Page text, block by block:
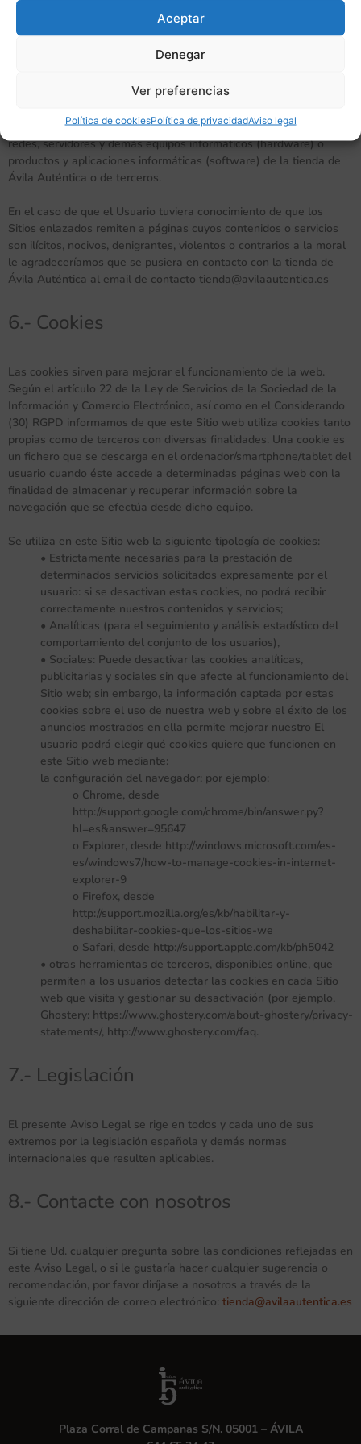
Aceptar
Denegar
Ver preferencias
Política de cookiesPolítica de privacidadAviso legal
El acceso al presente Sitio es gratuito salvo en lo relativo al coste
de la conexión a través de la red de telecomunicaciones
Queda expresamente prohibido el uso del Sitio con fines lesivos
o que de cualquier otra forma sobrecarguen, dañen o inutilicen las
redes, servidores y demás equipos informáticos (hardware) o
productos y aplicaciones informáticas (software) de la tienda de
Ávila Auténtica o de terceros.
En el caso de que el Usuario tuviera conocimiento de que los
Sitios enlazados remiten a páginas cuyos contenidos o servicios
son ilícitos, nocivos, denigrantes, violentos o contrarios a la moral
le agradeceríamos que se pusiera en contacto con la tienda de
Ávila Auténtica al email de contacto tienda@avilaautentica.es
6.- Cookies
Las cookies sirven para mejorar el funcionamiento de la web.
Según el artículo 22 de la Ley de Servicios de la Sociedad de la
Información y Comercio Electrónico, así como en el Considerando
(30) RGPD informamos de que este Sitio web utiliza cookies tanto
propias como de terceros con diversas finalidades. Una cookie es
un fichero que se descarga en el ordenador/smartphone/tablet del
usuario cuando éste accede a determinadas páginas web con la
finalidad de almacenar y recuperar información sobre la
navegación que se efectúa desde dicho equipo.
Se utiliza en este Sitio web la siguiente tipología de cookies:
• Estrictamente necesarias para la prestación de
determinados servicios solicitados expresamente por el
usuario: si se desactivan estas cookies, no podrá recibir
correctamente nuestros contenidos y servicios;
• Analíticas (para el seguimiento y análisis estadístico del
comportamiento del conjunto de los usuarios),
• Sociales: Puede desactivar las cookies analíticas,
publicitarias y sociales sin que afecte al funcionamiento del
Sitio web; sin embargo, la información captada por estas
cookies sobre el uso de nuestra web y sobre el éxito de los
anuncios mostrados en ella permite mejorar nuestro El
usuario podrá elegir qué cookies quiere que funcionen en
este Sitio web mediante:
la configuración del navegador; por ejemplo:
o Chrome, desde
http://support.google.com/chrome/bin/answer.py?
hl=es&answer=95647
o Explorer, desde http://windows.microsoft.com/es-
es/windows7/how-to-manage-cookies-in-internet-
explorer-9
o Firefox, desde
http://support.mozilla.org/es/kb/habilitar-y-
deshabilitar-cookies-que-los-sitios-we
o Safari, desde http://support.apple.com/kb/ph5042
• otras herramientas de terceros, disponibles online, que
permiten a los usuarios detectar las cookies en cada Sitio
web que visita y gestionar su desactivación (por ejemplo,
Ghostery: https://www.ghostery.com/about-ghostery/privacy-
statements/, http://www.ghostery.com/faq.
7.- Legislación
El presente Aviso Legal se rige en todos y cada uno de sus
extremos por la legislación española y demás normas
internacionales que resulten aplicables.
8.- Contacte con nosotros
Si tiene Ud. cualquier pregunta sobre las condiciones reflejadas en
este Aviso Legal, o si le gustaría hacer cualquier sugerencia o
recomendación, por favor diríjase a nosotros a través de la
siguiente dirección de correo electrónico: tienda@avilaautentica.es
Plaza Corral de Campanas S/N. 05001 – ÁVILA